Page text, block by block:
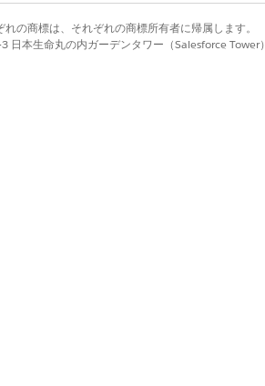
の商標は、それぞれの商標所有者に帰属します。
本生命丸の内ガーデンタワー（Salesforce Tower）